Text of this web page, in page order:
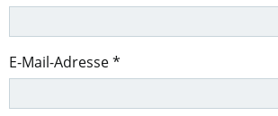
E-Mail-Adresse*